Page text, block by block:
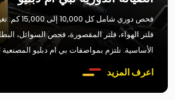
فحص دوري
فلتر الهواء، فلتر المقصورة، فحص السوائل،
الأساسية. نلتزم بمواصفات بي ام دبليو
اعرف المزيد